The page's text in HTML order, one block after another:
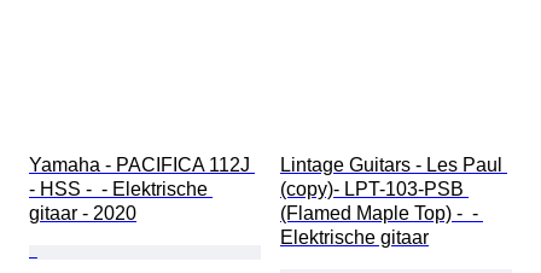
Yamaha - PACIFICA 112J
- HSS -  - Elektrische
gitaar - 2020
Lintage Guitars - Les Paul
(copy)- LPT-103-PSB
(Flamed Maple Top) -  -
Elektrische gitaar